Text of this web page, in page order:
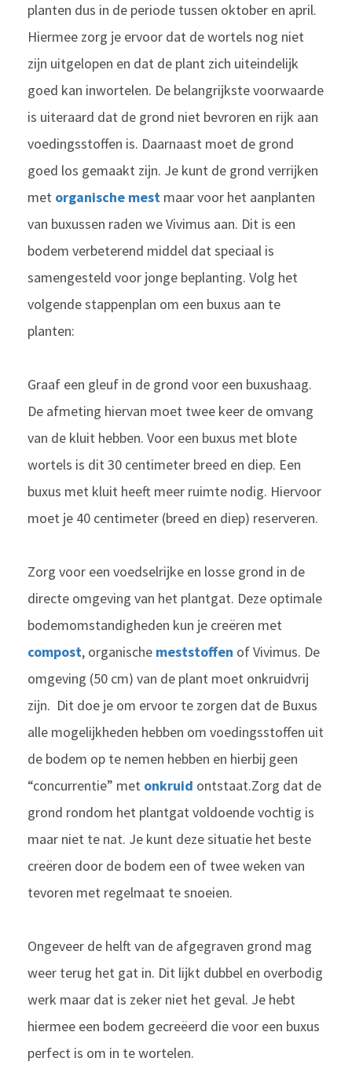
planten dus in de periode tussen oktober en april.
Hiermee zorg je ervoor dat de wortels nog niet
zijn uitgelopen en dat de plant zich uiteindelijk
goed kan inwortelen. De belangrijkste voorwaarde
is uiteraard dat de grond niet bevroren en rijk aan
voedingsstoffen is. Daarnaast moet de grond
goed los gemaakt zijn. Je kunt de grond verrijken
met organische mest maar voor het aanplanten
van buxussen raden we Vivimus aan. Dit is een
bodem verbeterend middel dat speciaal is
samengesteld voor jonge beplanting. Volg het
volgende stappenplan om een buxus aan te
planten:
Graaf een gleuf in de grond voor een buxushaag.
De afmeting hiervan moet twee keer de omvang
van de kluit hebben. Voor een buxus met blote
wortels is dit 30 centimeter breed en diep. Een
buxus met kluit heeft meer ruimte nodig. Hiervoor
moet je 40 centimeter (breed en diep) reserveren.
Zorg voor een voedselrijke en losse grond in de
directe omgeving van het plantgat. Deze optimale
bodemomstandigheden kun je creëren met
compost, organische meststoffen of Vivimus. De
omgeving (50 cm) van de plant moet onkruidvrij
zijn. Dit doe je om ervoor te zorgen dat de Buxus
alle mogelijkheden hebben om voedingsstoffen uit
de bodem op te nemen hebben en hierbij geen
“concurrentie” met onkruid ontstaat.Zorg dat de
grond rondom het plantgat voldoende vochtig is
maar niet te nat. Je kunt deze situatie het beste
creëren door de bodem een of twee weken van
tevoren met regelmaat te snoeien.
Ongeveer de helft van de afgegraven grond mag
weer terug het gat in. Dit lijkt dubbel en overbodig
werk maar dat is zeker niet het geval. Je hebt
hiermee een bodem gecreëerd die voor een buxus
perfect is om in te wortelen.